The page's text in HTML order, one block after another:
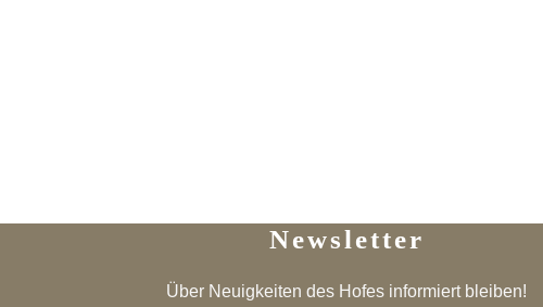
Newsletter
Über Neuigkeiten des Hofes informiert bleiben!